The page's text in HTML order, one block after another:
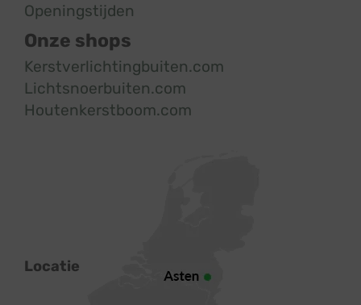
Openingstijden
Onze shops
Kerstverlichtingbuiten.com
Lichtsnoerbuiten.com
Houtenkerstboom.com
Locatie